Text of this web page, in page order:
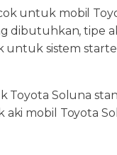
untuk mobil
tipe
sistem
Toyota Soluna
mobil Toyota